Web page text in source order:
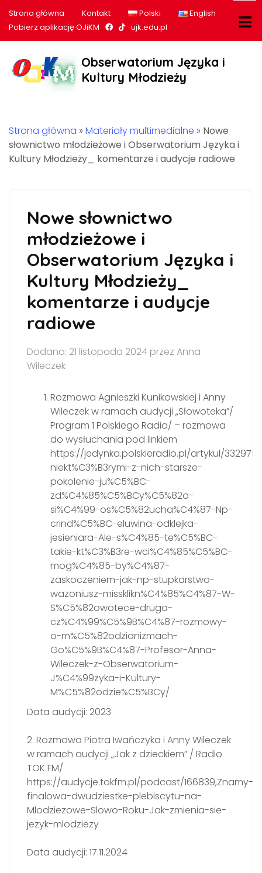
Strona główna Kontakt Polski
English
Pobierz aplikację OJiKM
Nasz profil na Facebook
Nasz profil na tiktok
ujk.edu.pl
Obserwatorium Języka i
Kultury Młodzieży
Strona główna » Materiały multimedialne » Nowe
słownictwo młodzieżowe i Obserwatorium Języka i
Kultury Młodzieży_ komentarze i audycje radiowe
Nowe słownictwo
młodzieżowe i
Obserwatorium Języka i
Kultury Młodzieży_
komentarze i audycje
radiowe
Dodano: 21 listopada 2024 przez Anna
Wileczek
Rozmowa Agnieszki Kunikowskiej i Anny
Wileczek w ramach audycji „Słowoteka”/
Program 1 Polskiego Radia/ – rozmowa
do wysłuchania pod linkiem
https://jedynka.polskieradio.pl/artykul/
niekt%C3%B3rymi-z-nich-starsze-
pokolenie-ju%C5%BC-
zd%C4%85%C5%BCy%C5%82o-
si%C4%99-os%C5%82ucha%C4%87-Np-
crind%C5%BC-eluwina-odklejka-
jesieniara-Ale-s%C4%85-te%C5%BC-
takie-kt%C3%B3re-wci%C4%85%C5%BC-
mog%C4%85-by%C4%87-
zaskoczeniem-jak-np-stupkarstwo-
wazoniusz-missklikn%C4%85%C4%87-W-
S%C5%82owotece-druga-
cz%C4%99%C5%9B%C4%87-rozmowy-
o-m%C5%82odzianizmach-
Go%C5%9B%C4%87-Profesor-Anna-
Wileczek-z-Obserwatorium-
J%C4%99zyka-i-Kultury-
M%C5%82odzie%C5%BCy/
Data audycji: 2023
2. Rozmowa Piotra Iwańczyka i Anny Wileczek
w ramach audycji „Jak z dzieckiem” / Radio
TOK FM/
https://audycje.tokfm.pl/podcast/166839,Znamy-
finalowa-dwudziestke-plebiscytu-na-
Mlodziezowe-Slowo-Roku-Jak-zmienia-sie-
jezyk-mlodziezy
Data audycji: 17.11.2024